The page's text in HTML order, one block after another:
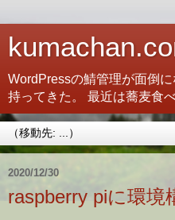
WordPressの鯖管理が面倒
持ってきた。 最近は蕎麦食
2020/12/30
raspberry piに環境